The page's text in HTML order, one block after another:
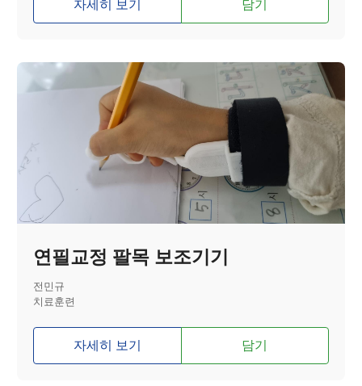
자세히 보기 담기
연필교정 팔목 보조기기
전민규
치료훈련
자세히 보기 담기